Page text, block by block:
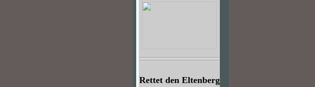
Rettet den Eltenberg